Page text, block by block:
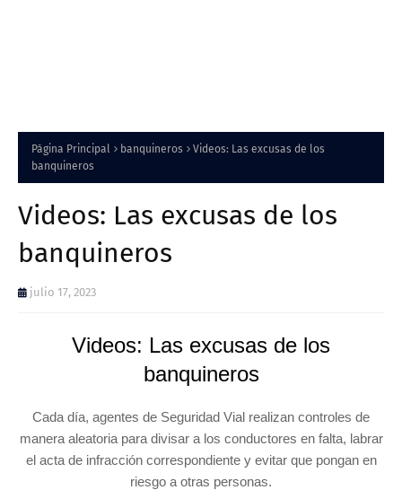
Página Principal banquineros
Videos: Las excusas de los
banquineros
Videos: Las excusas de los
banquineros
julio 17, 2023
Videos: Las excusas de los
banquineros
Cada día, agentes de Seguridad Vial realizan controles de
manera aleatoria para divisar a los conductores en falta, labrar
el acta de infracción correspondiente y evitar que pongan en
riesgo a otras personas.